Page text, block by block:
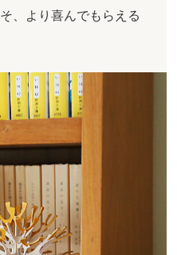
、より喜んでもらえる